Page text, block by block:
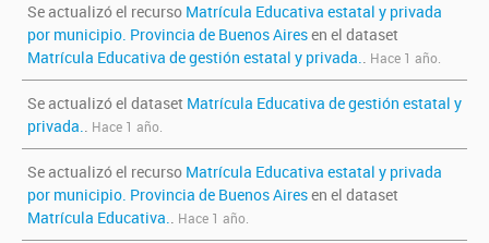
Se actualizó el recurso Matrícula Educativa estatal y privada
por municipio. Provincia de Buenos Airesen el dataset
Matrícula Educativa de gestión estatal y privada.. Hace 1 año.
Se actualizó el dataset Matrícula Educativa de gestión estatal y
privada.. Hace 1 año.
Se actualizó el recurso Matrícula Educativa estatal y privada
por municipio. Provincia de Buenos Airesen el dataset
Matrícula Educativa.. Hace 1 año.